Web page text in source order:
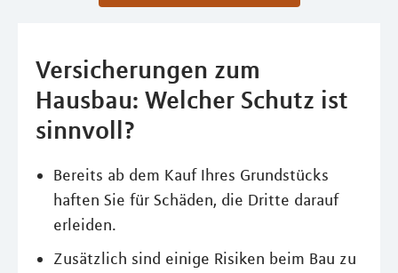
Versicherungen zum
Hausbau: Welcher Schutz ist
sinnvoll?
Bereits ab dem Kauf Ihres Grundstücks
haften Sie für Schäden, die Dritte darauf
erleiden.
Zusätzlich sind einige Risiken beim Bau zu